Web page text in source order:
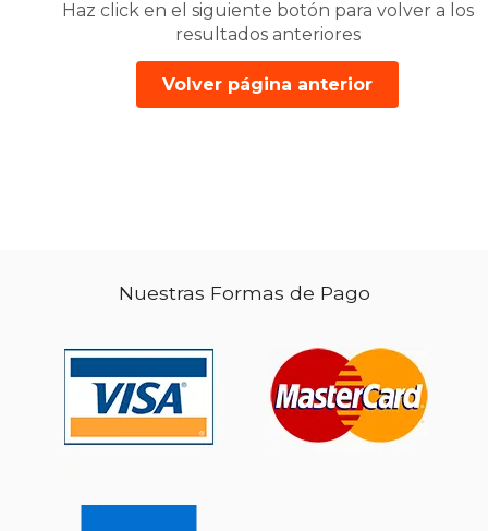
Haz click en el siguiente botón para volver a los
resultados anteriores
Volver página anterior
Nuestras Formas de Pago